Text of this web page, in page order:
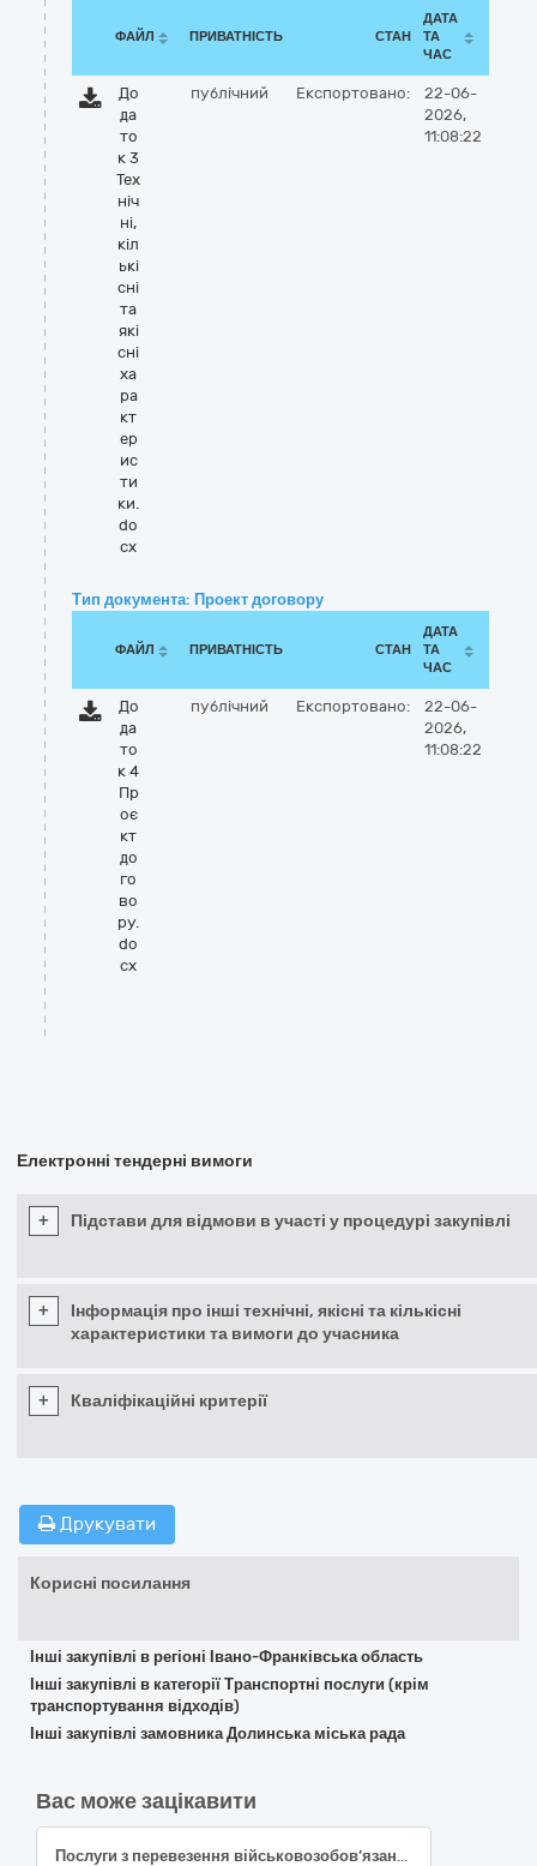
ФАЙЛ ПРИВАТНІСТЬ СТАН
ДАТА
ТА
ЧАС
До
да
то
к 3
Тех
ніч
ні,
кіл
ькі
сні
та
які
сні
ха
ра
кт
ер
ис
ти
ки.
do
cx
публічний Експортовано:
22-06-
2026,
11:08:22
Тип документа: Проект договору
ФАЙЛ ПРИВАТНІСТЬ СТАН
ДАТА
ТА
ЧАС
До
да
то
к 4
Пр
оє
кт
до
го
во
ру.
do
cx
публічний Експортовано:
22-06-
2026,
11:08:22
Електронні тендерні вимоги
+ Підстави для відмови в участі у процедурі закупівлі
+
Інформація про інші технічні, якісні та кількісні
характеристики та вимоги до учасника
+ Кваліфікаційні критерії
Друкувати
Корисні посилання
Інші закупівлі в регіоні Івано-Франківська область
Інші закупівлі в категорії Транспортні послуги (крім
транспортування відходів)
Інші закупівлі замовника Долинська міська рада
Вас може зацікавити
Послуги з перевезення військовозобов’язаних та мобілізованих